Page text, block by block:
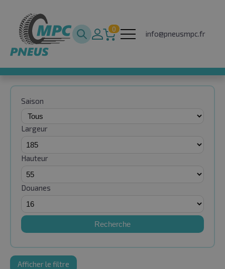
0
info@pneusmpc.fr
Saison
Largeur
Hauteur
Douanes
Recherche
Afficher le filtre